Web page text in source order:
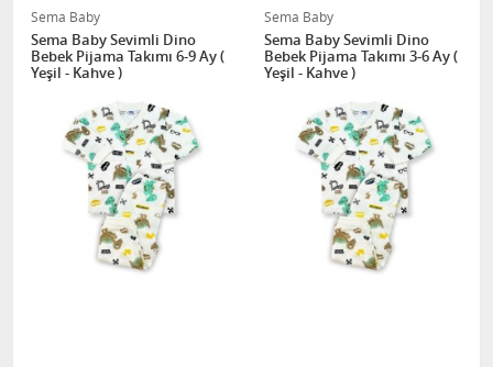
Sema Baby
Sema Baby Sevimli Dino
Bebek Pijama Takımı 6-9 Ay (
Yeşil - Kahve )
Sema Baby
Sema Baby Sevimli Dino
Bebek Pijama Takımı 3-6 Ay (
Yeşil - Kahve )